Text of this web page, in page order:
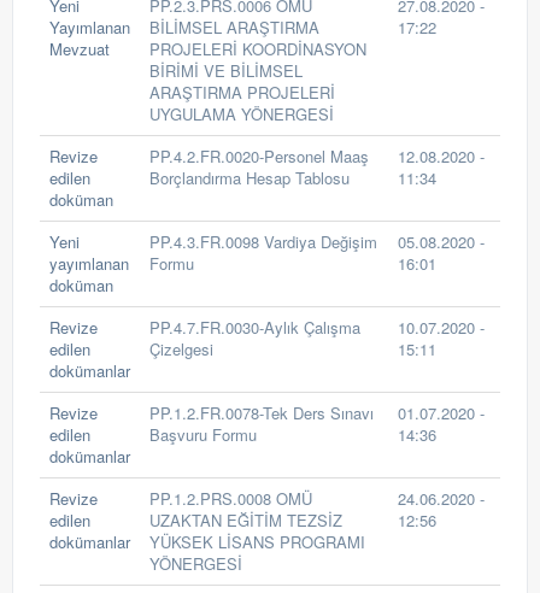
Yeni
Yayımlanan
Mevzuat
PP.2.3.PRS.0006 OMÜ
BİLİMSEL ARAŞTIRMA
PROJELERİ KOORDİNASYON
BİRİMİ VE BİLİMSEL
ARAŞTIRMA PROJELERİ
UYGULAMA YÖNERGESİ
27.08.2020 -
17:22
Revize
edilen
doküman
PP.4.2.FR.0020-Personel Maaş
Borçlandırma Hesap Tablosu
12.08.2020 -
11:34
Yeni
yayımlanan
doküman
PP.4.3.FR.0098 Vardiya Değişim
Formu
05.08.2020 -
16:01
Revize
edilen
dokümanlar
PP.4.7.FR.0030-Aylık Çalışma
Çizelgesi
10.07.2020 -
15:11
Revize
edilen
dokümanlar
PP.1.2.FR.0078-Tek Ders Sınavı
Başvuru Formu
01.07.2020 -
14:36
Revize
edilen
dokümanlar
PP.1.2.PRS.0008 OMÜ
UZAKTAN EĞİTİM TEZSİZ
YÜKSEK LİSANS PROGRAMI
YÖNERGESİ
24.06.2020 -
12:56